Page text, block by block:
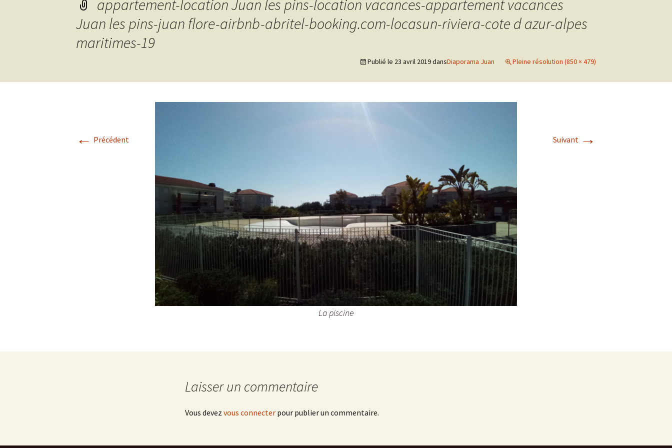
Appréciations – Antibes Appréciations – Juan-les-
Pins
appartement-location Juan les pins-location vacances-appartement vacances
Juan les pins-juan flore-airbnb-abritel-booking.com-locasun-riviera-cote d azur-alpes
maritimes-19
Publié le 23 avril 2019dansDiaporama Juan Pleine résolution (850 × 479)
← Précédent Suivant →
La piscine
Laisser un commentaire
Vous devez vous connecter pour publier un commentaire.